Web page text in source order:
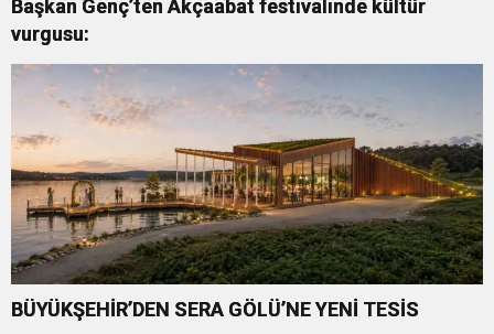
Başkan Genç’ten Akçaabat festivalinde kültür
vurgusu:
BÜYÜKŞEHİR’DEN SERA GÖLÜ’NE YENİ TESİS